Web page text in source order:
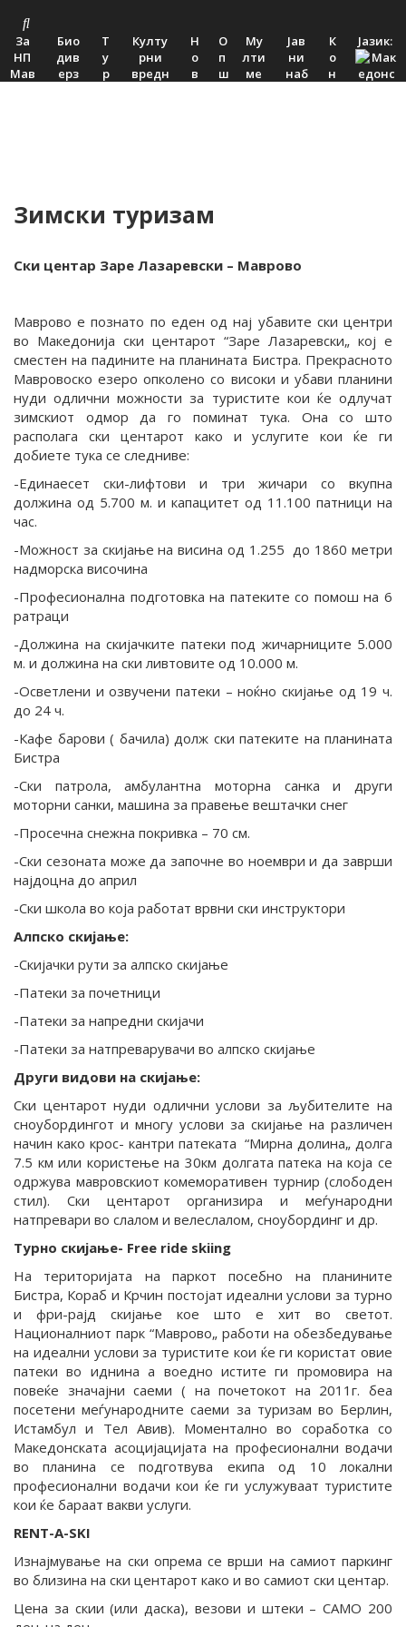
За
НП
Мав
Био
див
ерз
Т
у
р
Култу
рни
вредн
Н
о
в
О
п
ш
Му
лти
ме
Јав
ни
наб
К
о
н
Јазик:
Зимски туризам
Ски центар Заре Лазаревски – Маврово
Маврово е познато по еден од нај убавите ски центри
во Македонија ски центарот “Заре Лазаревски„ кој е
сместен на падините на планината Бистра. Прекрасното
Мавровоско езеро опколено со високи и убави планини
нуди одлични можности за туристите кои ќе одлучат
зимскиот одмор да го поминат тука. Она со што
располага ски центарот како и услугите кои ќе ги
добиете тука се следниве:
-Единаесет ски-лифтови и три жичари со вкупна
должина од 5.700 м. и капацитет од 11.100 патници на
час.
-Можност за скијање на висина од 1.255 до 1860 метри
надморска височина
-Професионална подготовка на патеките со помош на 6
ратраци
-Должина на скијачките патеки под жичарниците 5.000
м. и должина на ски ливтовите од 10.000 м.
-Осветлени и озвучени патеки – ноќно скијање од 19 ч.
до 24 ч.
-Кафе барови ( бачила) долж ски патеките на планината
Бистра
-Ски патрола, амбулантна моторна санка и други
моторни санки, машина за правење вештачки снег
-Просечна снежна покривка – 70 см.
-Ски сезоната може да започне во ноември и да заврши
најдоцна до април
-Ски школа во која работат врвни ски инструктори
Алпско скијање:
-Скијачки рути за алпско скијање
-Патеки за почетници
-Патеки за напредни скијачи
-Патеки за натпреварувачи во алпско скијање
Други видови на скијање:
Ски центарот нуди одлични услови за љубителите на
сноубордингот и многу услови за скијање на различен
начин како крос- кантри патеката “Мирна долина„ долга
7.5 км или користење на 30км долгата патека на која се
одржува мавровскиот комеморативен турнир (слободен
стил). Ски центарот организира и меѓународни
натпревари во слалом и велеслалом, сноубординг и др.
Турно скијање- Free ride skiing
На територијата на паркот посебно на планините
Бистра, Кораб и Крчин постојат идеални услови за турно
и фри-рајд скијање кое што е хит во светот.
Националниот парк “Маврово„ работи на обезбедување
на идеални услови за туристите кои ќе ги користат овие
патеки во иднина а воедно истите ги промовира на
повеќе значајни саеми ( на почетокот на 2011г. беа
посетени меѓународните саеми за туризам во Берлин,
Истамбул и Тел Авив). Моментално во соработка со
Македонската асоцијацијата на професионални водачи
во планина се подготвува екипа од 10 локални
професионални водaчи кои ќе ги услужуваат туристите
кои ќе бараат вакви услуги.
RENT-A-SKI
Изнајмување на ски опрема се врши на самиот паркинг
во близина на ски центарот како и во самиот ски центар.
Цена за скии (или даска), везови и штеки – САМО 200